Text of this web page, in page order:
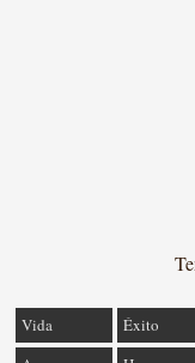
Vida Éxito